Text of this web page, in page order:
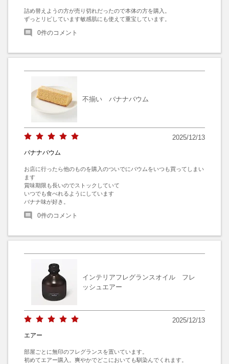
詰め替えようの方が売り切れだったので本体の方を購入。
ずっとリピしています敏感肌にも使えて重宝しています。
0件のコメント
不揃い バナナバウム
2025/12/13
バナナバウム
お店に行ったら他のものを購入のついでにバウムをいつも買ってしまい
ます
賞味期限も長いのでストックしていて
いつでも食べれるようにしています
バナナ味が好き。
0件のコメント
インテリアフレグランスオイル フレ
ッシュエアー
2025/12/13
エアー
部屋ごとに無印のフレグランスを置いています。
初めてエアー購入。爽やかでどこにおいても馴染んでくれます。